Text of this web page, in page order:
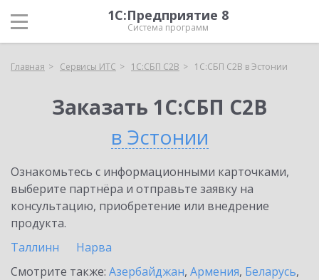
1С:Предприятие 8
Система программ
Главная Сервисы ИТС 1С:СБП C2B 1С:СБП C2B в Эстонии
Заказать 1С:СБП C2B
в Эстонии
Ознакомьтесь с информационными карточками,
выберите партнёра и отправьте заявку на
консультацию, приобретение или внедрение
продукта.
Таллинн
Нарва
Смотрите также: Азербайджан, Армения, Беларусь,